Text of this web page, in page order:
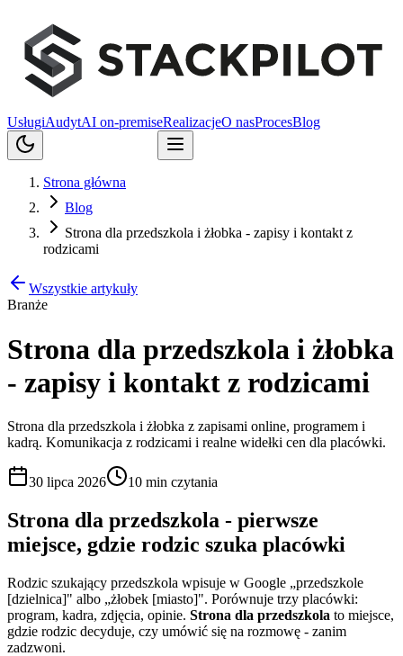
UsługiAudytAI on-premiseRealizacjeO nasProcesBlog
Strona główna
Blog
Strona dla przedszkola i żłobka - zapisy i kontakt z
rodzicami
Wszystkie artykuły
Branże
Strona dla przedszkola i żłobka
- zapisy i kontakt z rodzicami
Strona dla przedszkola i żłobka z zapisami online, programem i
kadrą. Komunikacja z rodzicami i realne widełki cen dla placówki.
30 lipca 2026 10 min czytania
Strona dla przedszkola - pierwsze
miejsce, gdzie rodzic szuka placówki
Rodzic szukający przedszkola wpisuje w Google „przedszkole
[dzielnica]" albo „żłobek [miasto]". Porównuje trzy placówki:
program, kadra, zdjęcia, opinie. Strona dla przedszkola to miejsce,
gdzie rodzic decyduje, czy umówić się na rozmowę - zanim
zadzwoni.